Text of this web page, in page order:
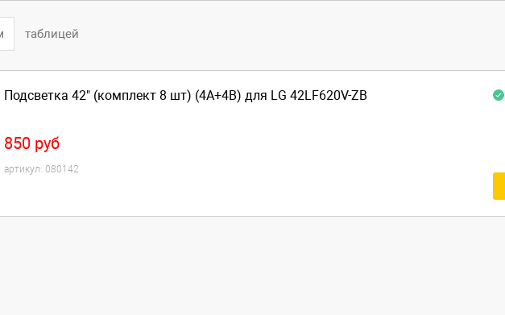
таблицей
Подсветка 42" (комплект 8 шт) (4A+4B) для LG 42LF620V-ZB
850 руб
артикул: 080142